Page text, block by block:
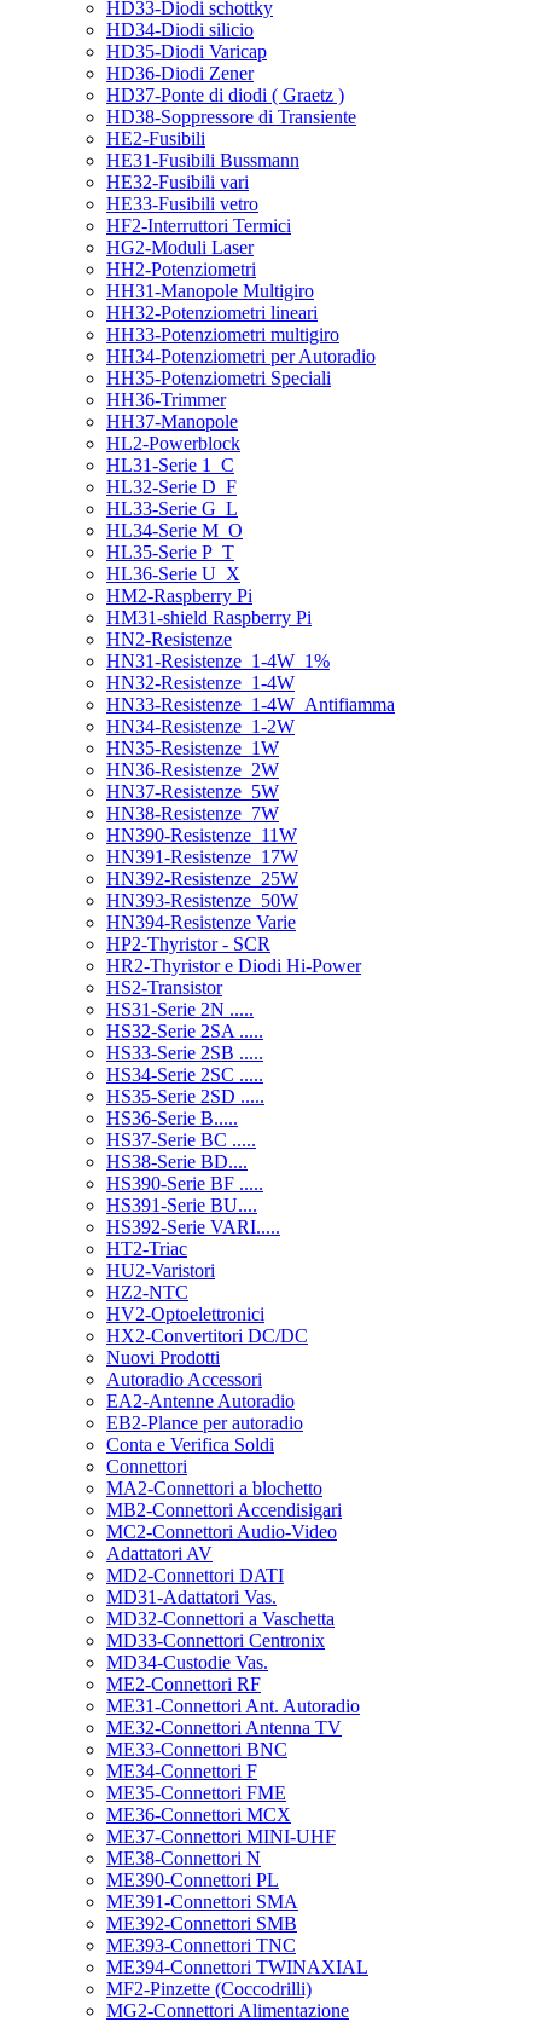
HD33-Diodi schottky
HD34-Diodi silicio
HD35-Diodi Varicap
HD36-Diodi Zener
HD37-Ponte di diodi ( Graetz )
HD38-Soppressore di Transiente
HE2-Fusibili
HE31-Fusibili Bussmann
HE32-Fusibili vari
HE33-Fusibili vetro
HF2-Interruttori Termici
HG2-Moduli Laser
HH2-Potenziometri
HH31-Manopole Multigiro
HH32-Potenziometri lineari
HH33-Potenziometri multigiro
HH34-Potenziometri per Autoradio
HH35-Potenziometri Speciali
HH36-Trimmer
HH37-Manopole
HL2-Powerblock
HL31-Serie 1_C
HL32-Serie D_F
HL33-Serie G_L
HL34-Serie M_O
HL35-Serie P_T
HL36-Serie U_X
HM2-Raspberry Pi
HM31-shield Raspberry Pi
HN2-Resistenze
HN31-Resistenze_1-4W_1%
HN32-Resistenze_1-4W
HN33-Resistenze_1-4W_Antifiamma
HN34-Resistenze_1-2W
HN35-Resistenze_1W
HN36-Resistenze_2W
HN37-Resistenze_5W
HN38-Resistenze_7W
HN390-Resistenze_11W
HN391-Resistenze_17W
HN392-Resistenze_25W
HN393-Resistenze_50W
HN394-Resistenze Varie
HP2-Thyristor - SCR
HR2-Thyristor e Diodi Hi-Power
HS2-Transistor
HS31-Serie 2N .....
HS32-Serie 2SA .....
HS33-Serie 2SB .....
HS34-Serie 2SC .....
HS35-Serie 2SD .....
HS36-Serie B.....
HS37-Serie BC .....
HS38-Serie BD....
HS390-Serie BF .....
HS391-Serie BU....
HS392-Serie VARI.....
HT2-Triac
HU2-Varistori
HZ2-NTC
HV2-Optoelettronici
HX2-Convertitori DC/DC
Nuovi Prodotti
Autoradio Accessori
EA2-Antenne Autoradio
EB2-Plance per autoradio
Conta e Verifica Soldi
Connettori
MA2-Connettori a blochetto
MB2-Connettori Accendisigari
MC2-Connettori Audio-Video
Adattatori AV
MD2-Connettori DATI
MD31-Adattatori Vas.
MD32-Connettori a Vaschetta
MD33-Connettori Centronix
MD34-Custodie Vas.
ME2-Connettori RF
ME31-Connettori Ant. Autoradio
ME32-Connettori Antenna TV
ME33-Connettori BNC
ME34-Connettori F
ME35-Connettori FME
ME36-Connettori MCX
ME37-Connettori MINI-UHF
ME38-Connettori N
ME390-Connettori PL
ME391-Connettori SMA
ME392-Connettori SMB
ME393-Connettori TNC
ME394-Connettori TWINAXIAL
MF2-Pinzette (Coccodrilli)
MG2-Connettori Alimentazione